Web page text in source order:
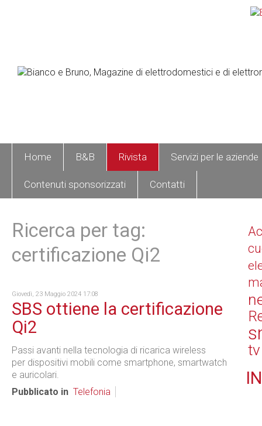
Home B&B Rivista Servizi per le aziende
Contenuti sponsorizzati Contatti
Ricerca per tag:
certificazione Qi2
Giovedì, 23 Maggio 2024 17:08
SBS ottiene la certificazione
Qi2
Passi avanti nella tecnologia di ricarica wireless
per dispositivi mobili come smartphone, smartwatch
e auricolari.
Pubblicato in Telefonia
tv
IN